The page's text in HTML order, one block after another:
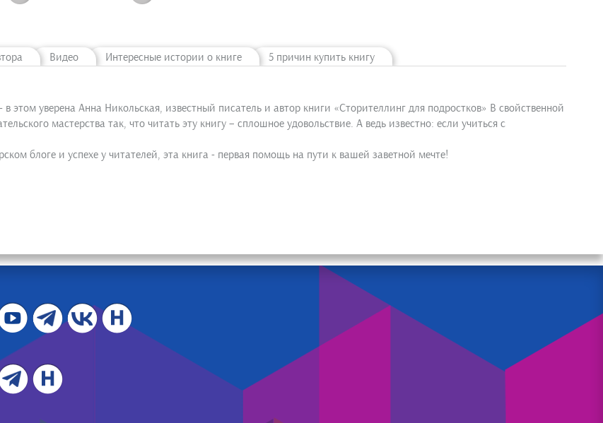
Видео Интересные истории о книге 5 причин купить книгу
этом уверена Анна Никольская, известный писатель и автор книги «Сторителлинг для подростков» В свойственной
мастерства так, что читать эту книгу – сплошное удовольствие. А ведь известно: если учиться с
блоге и успехе у читателей, эта книга - первая помощь на пути к вашей заветной мечте!